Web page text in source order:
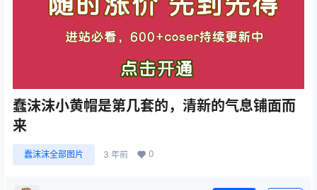
蠢沫沫小黄帽是第几套的，清新的气息铺面而
来
蠢沫沫全部图片 3 年前 0